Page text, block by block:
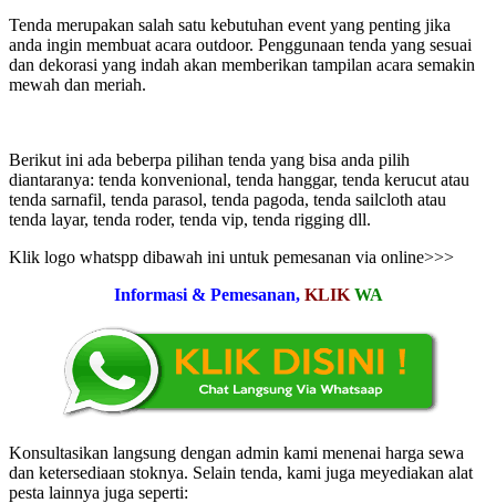
Tenda merupakan salah satu kebutuhan event yang penting jika
anda ingin membuat acara outdoor. Penggunaan tenda yang sesuai
dan dekorasi yang indah akan memberikan tampilan acara semakin
mewah dan meriah.
Berikut ini ada beberpa pilihan tenda yang bisa anda pilih
diantaranya: tenda konvenional, tenda hanggar, tenda kerucut atau
tenda sarnafil, tenda parasol, tenda pagoda, tenda sailcloth atau
tenda layar, tenda roder, tenda vip, tenda rigging dll.
Klik logo whatspp dibawah ini untuk pemesanan via online>>>
Informasi & Pemesanan, KLIK WA
Konsultasikan langsung dengan admin kami menenai harga sewa
dan ketersediaan stoknya. Selain tenda, kami juga meyediakan alat
pesta lainnya juga seperti: